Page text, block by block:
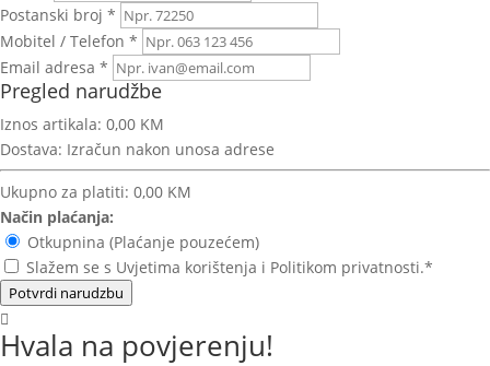
Postanski broj *
Mobitel / Telefon *
Email adresa *
Pregled narudžbe
Iznos artikala: 0,00 KM
Dostava: Izračun nakon unosa adrese
Ukupno za platiti: 0,00 KM
Način plaćanja:
Otkupnina (Plaćanje pouzećem)
Slažem se s Uvjetima korištenja i Politikom privatnosti.*
Potvrdi narudzbu
Hvala na povjerenju!